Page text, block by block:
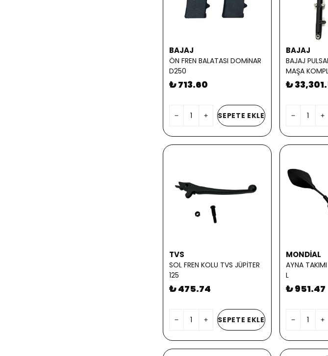
BAJAJ
ÖN FREN BALATASI DOMiNAR
D250
₺ 713.60
SEPETE EKLE
BAJAJ
BAJAJ
MAŞA
₺
TVS
SOL FREN KOLU TVS JÜPİTER
125
₺ 475.74
SEPETE EKLE
MONDİAL
AYNA
L
₺ 951.47